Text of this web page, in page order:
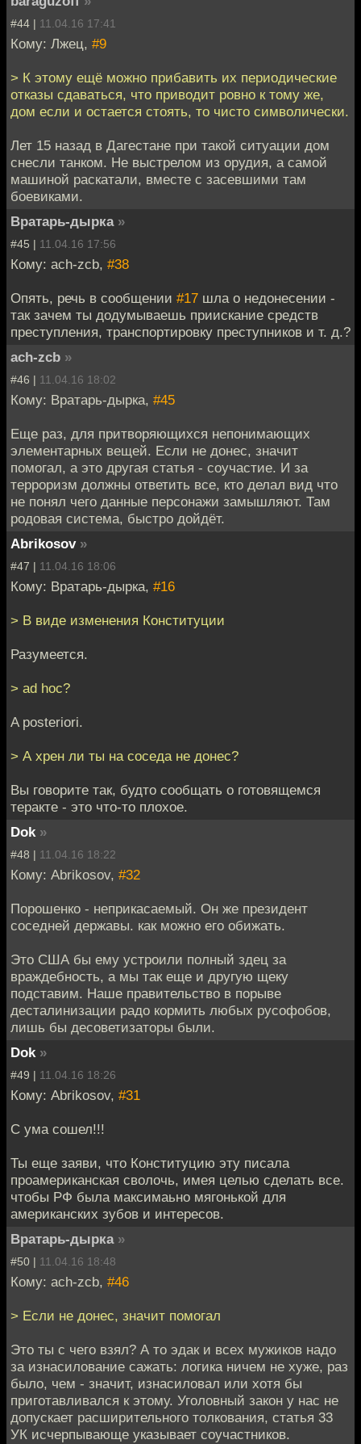
#44 | 11.04.16 17:41
Кому: Лжец, #9
> К этому ещё можно прибавить их периодические
отказы сдаваться, что приводит ровно к тому же,
дом если и остается стоять, то чисто символически.
Лет 15 назад в Дагестане при такой ситуации дом
снесли танком. Не выстрелом из орудия, а самой
машиной раскатали, вместе с засевшими там
боевиками.
Вратарь-дырка »
#45 | 11.04.16 17:56
Кому: ach-zcb, #38
Опять, речь в сообщении #17 шла о недонесении -
так зачем ты додумываешь приискание средств
преступления, транспортировку преступников и т. д.?
ach-zcb »
#46 | 11.04.16 18:02
Кому: Вратарь-дырка, #45
Еще раз, для притворяющихся непонимающих
элементарных вещей. Если не донес, значит
помогал, а это другая статья - соучастие. И за
терроризм должны ответить все, кто делал вид что
не понял чего данные персонажи замышляют. Там
родовая система, быстро дойдёт.
Abrikosov »
#47 | 11.04.16 18:06
Кому: Вратарь-дырка, #16
> В виде изменения Конституции
Разумеется.
> ad hoc?
A posteriori.
> А хрен ли ты на соседа не донес?
Вы говорите так, будто сообщать о готовящемся
теракте - это что-то плохое.
Dok »
#48 | 11.04.16 18:22
Кому: Abrikosov, #32
Порошенко - неприкасаемый. Он же президент
соседней державы. как можно его обижать.
Это США бы ему устроили полный здец за
враждебность, а мы так еще и другую щеку
подставим. Наше правительство в порыве
десталинизации радо кормить любых русофобов,
лишь бы десоветизаторы были.
Dok »
#49 | 11.04.16 18:26
Кому: Abrikosov, #31
С ума сошел!!!
Ты еще заяви, что Конституцию эту писала
проамериканская сволочь, имея целью сделать все.
чтобы РФ была максимаьно мягонькой для
американских зубов и интересов.
Вратарь-дырка »
#50 | 11.04.16 18:48
Кому: ach-zcb, #46
> Если не донес, значит помогал
Это ты с чего взял? А то эдак и всех мужиков надо
за изнасилование сажать: логика ничем не хуже, раз
было, чем - значит, изнасиловал или хотя бы
приготавливался к этому. Уголовный закон у нас не
допускает расширительного толкования, статья 33
УК исчерпывающе указывает соучастников.